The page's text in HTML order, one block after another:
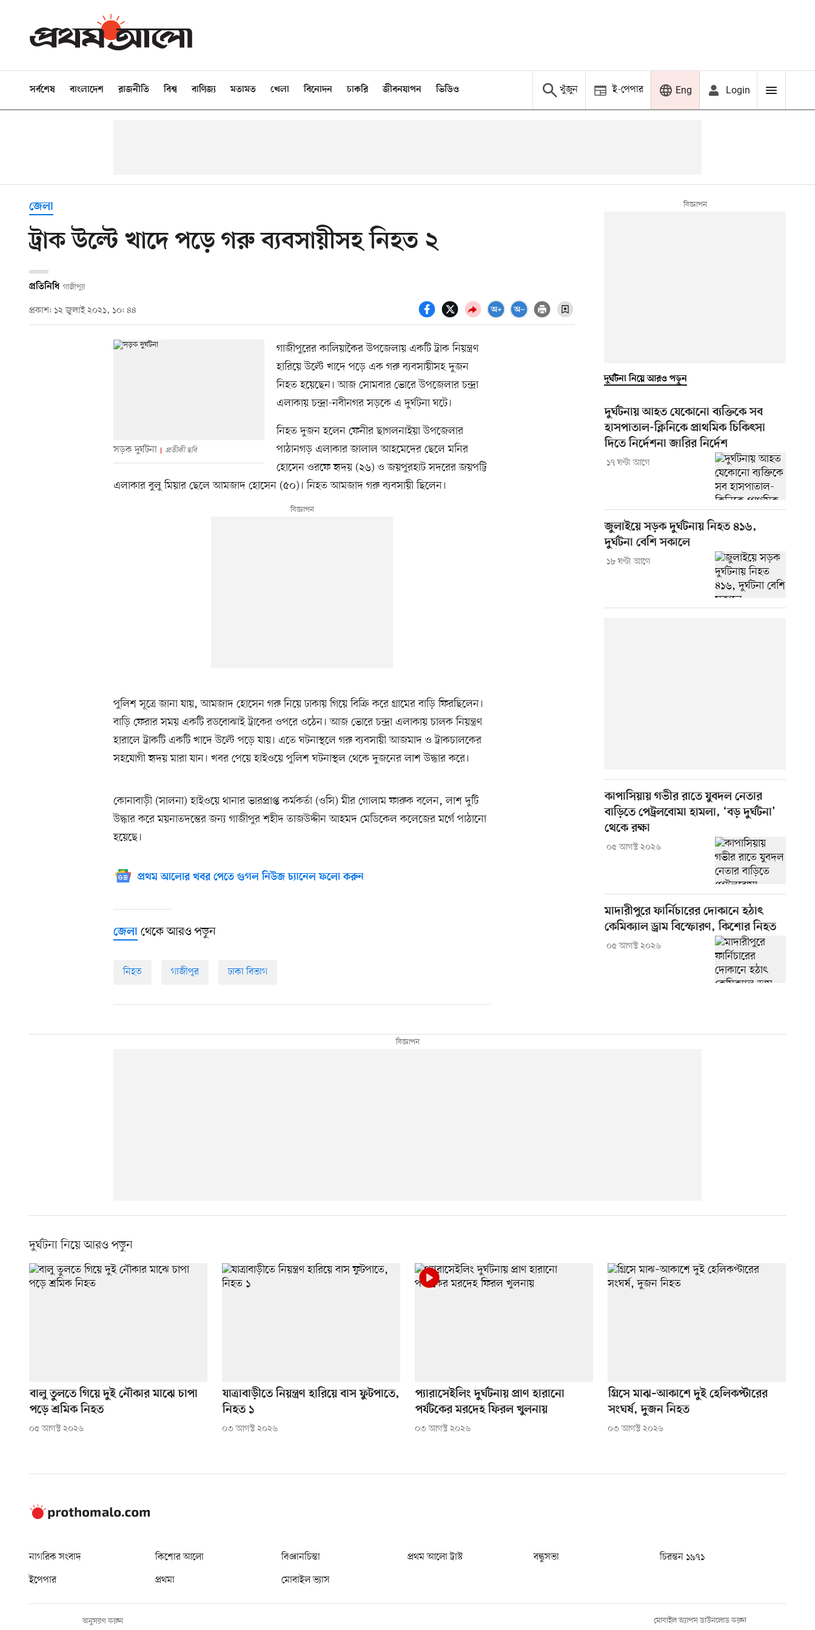
সর্বশেষ বাংলাদেশ রাজনীতি বিশ্ব বাণিজ্য মতামত খেলা বিনোদন চাকরি জীবনযাপন ভিডিও খুঁজুন ই-পেপার Eng Login
জেলা
ট্রাক উল্টে খাদে পড়ে গরু ব্যবসায়ীসহ নিহত ২
প্রতিনিধি গাজীপুর
প্রকাশ: ১২ জুলাই ২০২১, ১০: ৪৪
সড়ক দুর্ঘটনা প্রতীকী ছবি
গাজীপুরের কালিয়াকৈর উপজেলায় একটি ট্রাক নিয়ন্ত্রণ
হারিয়ে উল্টে খাদে পড়ে এক গরু ব্যবসায়ীসহ দুজন
নিহত হয়েছেন। আজ সোমবার ভোরে উপজেলার চন্দ্রা
এলাকায় চন্দ্রা-নবীনগর সড়কে এ দুর্ঘটনা ঘটে।
নিহত দুজন হলেন ফেনীর ছাগলনাইয়া উপজেলার
পাঠানগড় এলাকার জালাল আহমেদের ছেলে মনির
হোসেন ওরফে হৃদয় (২৬) ও জয়পুরহাট সদরের জয়পট্টি
এলাকার বুলু মিয়ার ছেলে আমজাদ হোসেন (৫০)। নিহত আমজাদ গরু ব্যবসায়ী ছিলেন।
পুলিশ সূত্রে জানা যায়, আমজাদ হোসেন গরু নিয়ে ঢাকায় গিয়ে বিক্রি করে গ্রামের বাড়ি ফিরছিলেন।
বাড়ি ফেরার সময় একটি রডবোঝাই ট্রাকের ওপরে ওঠেন। আজ ভোরে চন্দ্রা এলাকায় চালক নিয়ন্ত্রণ
হারালে ট্রাকটি একটি খাদে উল্টে পড়ে যায়। এতে ঘটনাস্থলে গরু ব্যবসায়ী আজমাদ ও ট্রাকচালকের
সহযোগী হৃদয় মারা যান। খবর পেয়ে হাইওয়ে পুলিশ ঘটনাস্থল থেকে দুজনের লাশ উদ্ধার করে।
কোনাবাড়ী (সালনা) হাইওয়ে থানার ভারপ্রাপ্ত কর্মকর্তা (ওসি) মীর গোলাম ফারুক বলেন, লাশ দুটি
উদ্ধার করে ময়নাতদন্তের জন্য গাজীপুর শহীদ তাজউদ্দীন আহমদ মেডিকেল কলেজের মর্গে পাঠানো
হয়েছে।
প্রথম আলোর খবর পেতে গুগল নিউজ চ্যানেল ফলো করুন
জেলা থেকে আরও পড়ুন
নিহত গাজীপুর ঢাকা বিভাগ
দুর্ঘটনা নিয়ে আরও পড়ুন
দুর্ঘটনায় আহত যেকোনো ব্যক্তিকে সব
হাসপাতাল-ক্লিনিকে প্রাথমিক চিকিৎসা
দিতে নির্দেশনা জারির নির্দেশ
১৭ ঘণ্টা আগে
জুলাইয়ে সড়ক দুর্ঘটনায় নিহত ৪১৬,
দুর্ঘটনা বেশি সকালে
১৮ ঘণ্টা আগে
কাপাসিয়ায় গভীর রাতে যুবদল নেতার
বাড়িতে পেট্রলবোমা হামলা, ‘বড় দুর্ঘটনা’
থেকে রক্ষা
০৫ আগস্ট ২০২৬
মাদারীপুরে ফার্নিচারের দোকানে হঠাৎ
কেমিক্যাল ড্রাম বিস্ফোরণ, কিশোর নিহত
০৫ আগস্ট ২০২৬
দুর্ঘটনা নিয়ে আরও পড়ুন
বালু তুলতে গিয়ে দুই নৌকার মাঝে চাপা
পড়ে শ্রমিক নিহত
০৫ আগস্ট ২০২৬
যাত্রাবাড়ীতে নিয়ন্ত্রণ হারিয়ে বাস ফুটপাতে,
নিহত ১
০৩ আগস্ট ২০২৬
প্যারাসেইলিং দুর্ঘটনায় প্রাণ হারানো
পর্যটকের মরদেহ ফিরল খুলনায়
০৩ আগস্ট ২০২৬
গ্রিসে মাঝ–আকাশে দুই হেলিকপ্টারের
সংঘর্ষ, দুজন নিহত
০৩ আগস্ট ২০২৬
নাগরিক সংবাদ কিশোর আলো বিজ্ঞানচিন্তা প্রথম আলো ট্রাস্ট বন্ধুসভা
চিরন্তন ১৯৭১
ইপেপার
প্রথমা মোবাইল ভ্যাস
অনুসরণ করুন মোবাইল অ্যাপস ডাউনলোড করুন